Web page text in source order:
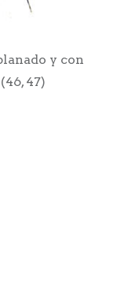
y con
47)